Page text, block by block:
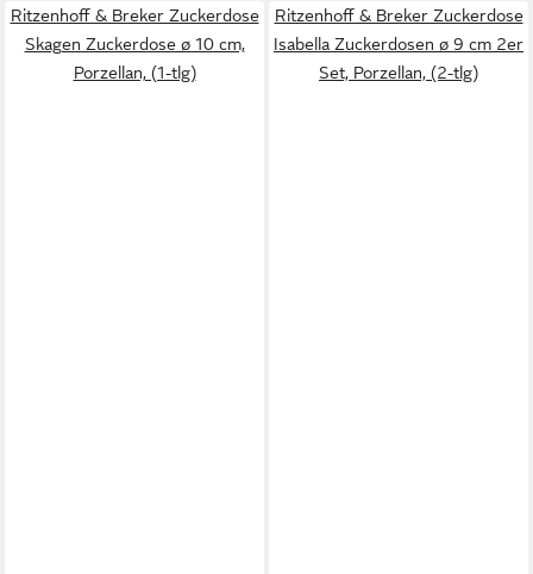
Ritzenhoff & Breker Zuckerdose
Skagen Zuckerdose ø 10 cm,
Porzellan, (1-tlg)
Ritzenhoff & Breker Zuckerdose
Isabella Zuckerdosen ø 9 cm 2er
Set, Porzellan, (2-tlg)